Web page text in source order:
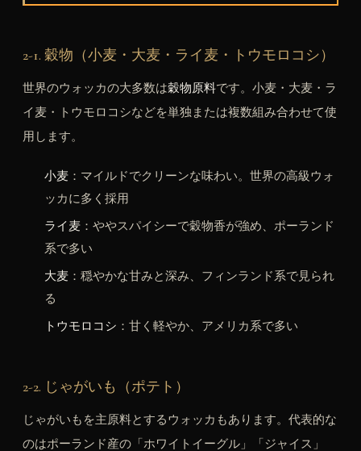
2-1. 穀物（小麦・大麦・ライ麦・トウモロコシ）
世界のウォッカの大多数は穀物原料です。小麦・大麦・ラ
イ麦・トウモロコシなどを単独または複数組み合わせて使
用します。
小麦：マイルドでクリーンな味わい。世界の高級ウォ
ッカに多く採用
ライ麦：ややスパイシーで穀物香が強め、ポーランド
系で多い
大麦：穏やかな甘みと深み、フィンランド系で見られ
る
トウモロコシ ：甘く軽やか、アメリカ系で多い
2-2. じゃがいも（ポテト）
じゃがいもを主原料とするウォッカもあります。代表的な
のはポーランド産の「ホワイトイーグル」「ジャイス」